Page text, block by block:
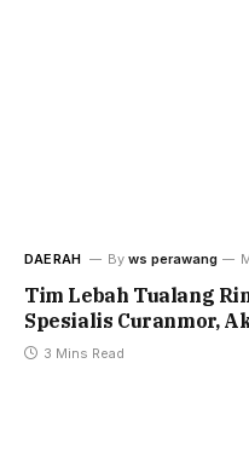
DAERAH By ws perawang
Tim Lebah Tualang
Spesialis Curanmor,
3 Mins Read